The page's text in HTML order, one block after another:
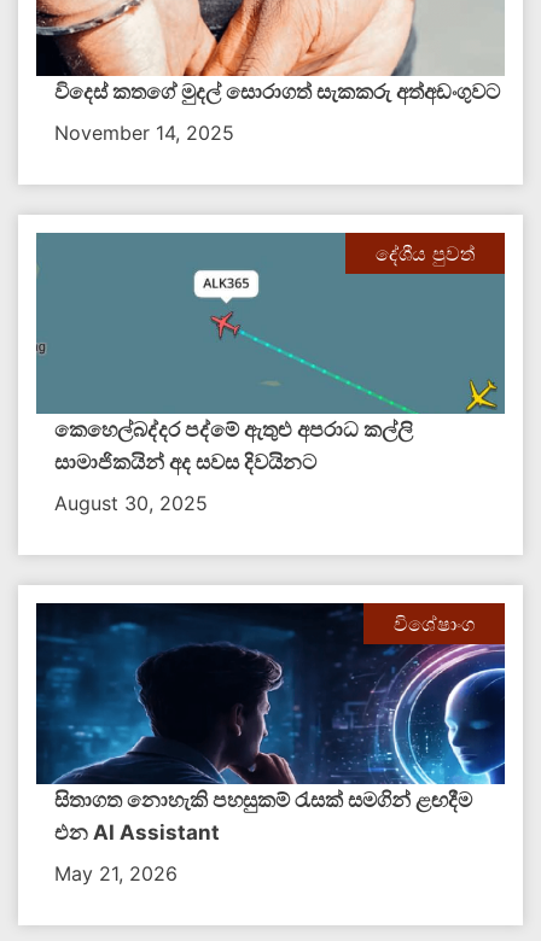
විදෙස් කතගේ මුදල් සොරාගත් සැකකරු අත්අඩංගුවට
November 14, 2025
දේශීය පුවත්
කෙහෙල්බද්දර පද්මේ ඇතුළු අපරාධ කල්ලි
සාමාජිකයින් අද සවස දිවයිනට
August 30, 2025
විශේෂාංග
සිතාගත නොහැකි පහසුකම් රැසක් සමගින් ළඟදීම
එන AI Assistant
May 21, 2026